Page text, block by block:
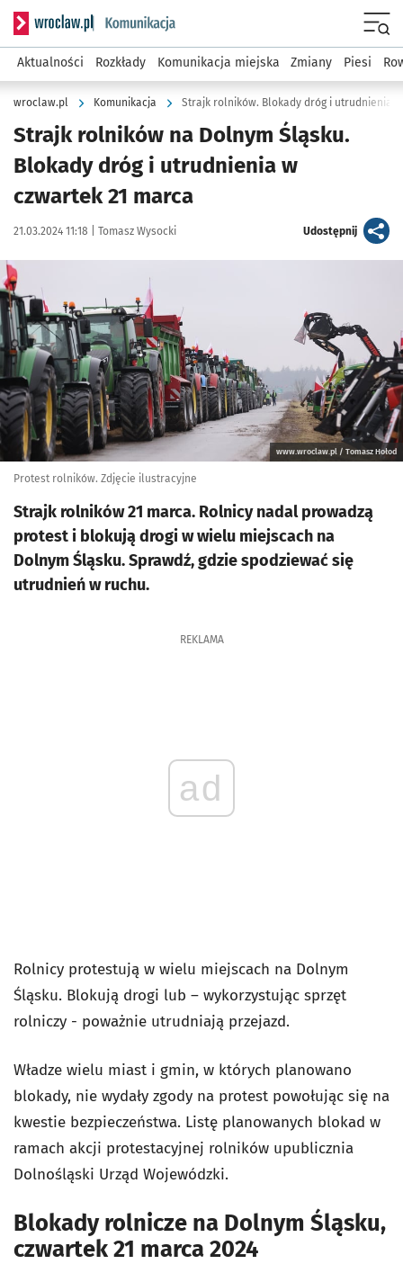
Serwis informacyjny wroclaw.pl podserwis: Komunikacja
Aktualności Rozkłady Komunikacja miejska Zmiany Piesi
wroclaw.pl Komunikacja Strajk rolników. Blokady dróg i utrudnienia
Strajk rolników na Dolnym Śląsku.
Blokady dróg i utrudnienia w
czwartek 21 marca
Data publikacji:
21.03.2024 11:18 | Autor:
Tomasz Wysocki Udostępnijartykuł
Kliknij, aby powiększyć
www.wroclaw.pl / Tomasz Hołod
Protest rolników. Zdjęcie ilustracyjne
Strajk rolników 21 marca. Rolnicy nadal prowadzą
protest i blokują drogi w wielu miejscach na
Dolnym Śląsku. Sprawdź, gdzie spodziewać się
utrudnień w ruchu.
REKLAMA
ad
Rolnicy protestują w wielu miejscach na Dolnym
Śląsku. Blokują drogi lub – wykorzystując sprzęt
rolniczy - poważnie utrudniają przejazd.
Władze wielu miast i gmin, w których planowano
blokady, nie wydały zgody na protest powołując się na
kwestie bezpieczeństwa. Listę planowanych blokad w
ramach akcji protestacyjnej rolników upublicznia
Dolnośląski Urząd Wojewódzki.
Blokady rolnicze na Dolnym Śląsku,
czwartek 21 marca 2024